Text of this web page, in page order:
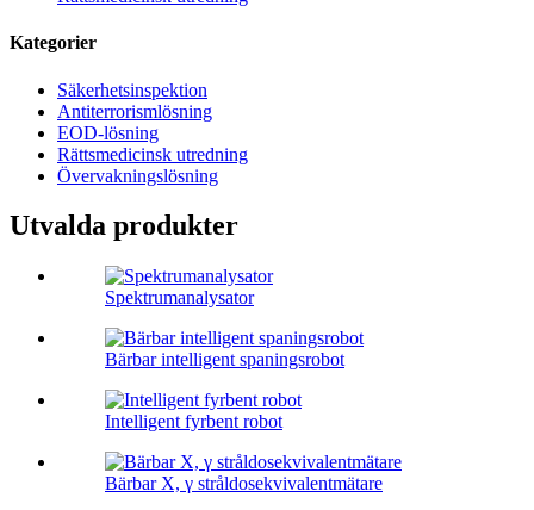
Kategorier
Säkerhetsinspektion
Antiterrorismlösning
EOD-lösning
Rättsmedicinsk utredning
Övervakningslösning
Utvalda produkter
Spektrumanalysator
Bärbar intelligent spaningsrobot
Intelligent fyrbent robot
Bärbar X, γ stråldosekvivalentmätare